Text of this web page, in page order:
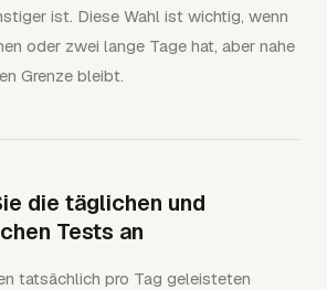
ist. Diese Wahl ist wichtig, wenn
oder zwei lange Tage hat, aber nahe
Grenze bleibt.
die täglichen und
Tests an
tatsächlich pro Tag geleisteten